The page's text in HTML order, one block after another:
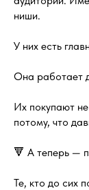
ниши.
У них есть
Она работает
Их покупают
потому, что
🔻 А теперь —
Те, кто до сих